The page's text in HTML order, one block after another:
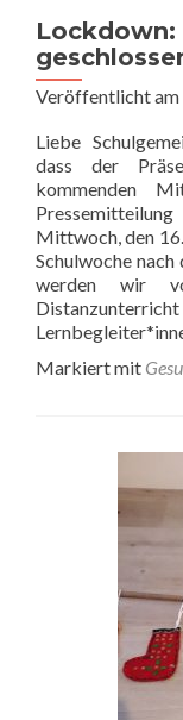
Lockdown:
Veröffentlicht am
Liebe
dass der
kommenden
Mittwoch, den
Schulwoche
werden wir
Markiert mit